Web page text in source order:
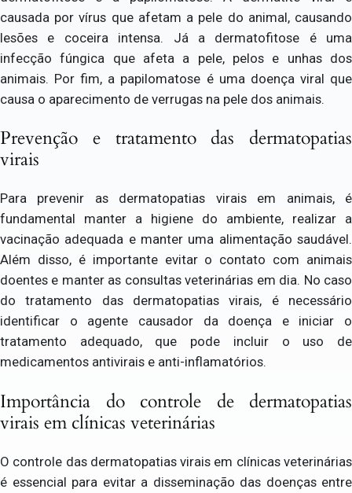
causada por vírus que afetam a pele do animal, causando
lesões e coceira intensa. Já a dermatofitose é uma
infecção fúngica que afeta a pele, pelos e unhas dos
animais. Por fim, a papilomatose é uma doença viral que
causa o aparecimento de verrugas na pele dos animais.
Prevenção e tratamento das dermatopatias
virais
Para prevenir as dermatopatias virais em animais, é
fundamental manter a higiene do ambiente, realizar a
vacinação adequada e manter uma alimentação saudável.
Além disso, é importante evitar o contato com animais
doentes e manter as consultas veterinárias em dia. No caso
do tratamento das dermatopatias virais, é necessário
identificar o agente causador da doença e iniciar o
tratamento adequado, que pode incluir o uso de
medicamentos antivirais e anti-inflamatórios.
Importância do controle de dermatopatias
virais em clínicas veterinárias
O controle das dermatopatias virais em clínicas veterinárias
é essencial para evitar a disseminação das doenças entre